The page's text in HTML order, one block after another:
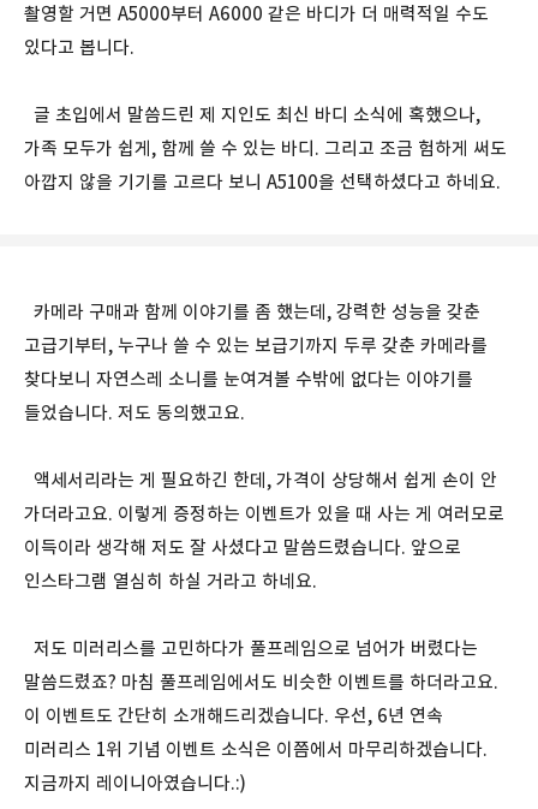
촬영할 거면 A5000부터 A6000 같은 바디가 더 매력적일 수도
있다고 봅니다.
글 초입에서 말씀드린 제 지인도 최신 바디 소식에 혹했으나,
가족 모두가 쉽게, 함께 쓸 수 있는 바디. 그리고 조금 험하게 써도
아깝지 않을 기기를 고르다 보니 A5100을 선택하셨다고 하네요.
카메라 구매과 함께 이야기를 좀 했는데, 강력한 성능을 갖춘
고급기부터, 누구나 쓸 수 있는 보급기까지 두루 갖춘 카메라를
찾다보니 자연스레 소니를 눈여겨볼 수밖에 없다는 이야기를
들었습니다. 저도 동의했고요.
액세서리라는 게 필요하긴 한데, 가격이 상당해서 쉽게 손이 안
가더라고요. 이렇게 증정하는 이벤트가 있을 때 사는 게 여러모로
이득이라 생각해 저도 잘 사셨다고 말씀드렸습니다. 앞으로
인스타그램 열심히 하실 거라고 하네요.
저도 미러리스를 고민하다가 풀프레임으로 넘어가 버렸다는
말씀드렸죠? 마침 풀프레임에서도 비슷한 이벤트를 하더라고요.
이 이벤트도 간단히 소개해드리겠습니다. 우선, 6년 연속
미러리스 1위 기념 이벤트 소식은 이쯤에서 마무리하겠습니다.
지금까지 레이니아였습니다.:)